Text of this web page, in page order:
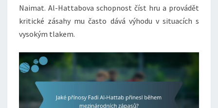
Naimat. Al-Hattabova schopnost číst hru a provádět
kritické zásahy mu často dává výhodu v situacích s
vysokým tlakem.